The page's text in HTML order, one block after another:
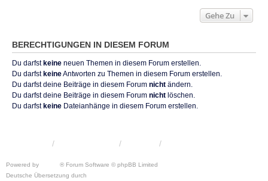
Gehe Zu
BERECHTIGUNGEN IN DIESEM FORUM
Du darfstkeine neuen Themen in diesem Forum erstellen.
Du darfstkeineAntworten zu Themen in diesem Forum erstellen.
Du darfst deine Beiträge in diesem Forum nicht ändern.
Du darfst deine Beiträge in diesem Forum nicht löschen.
Du darfstkeine Dateianhänge in diesem Forum erstellen.
Powered by
® Forum Software © phpBB Limited
Deutsche Übersetzung durch